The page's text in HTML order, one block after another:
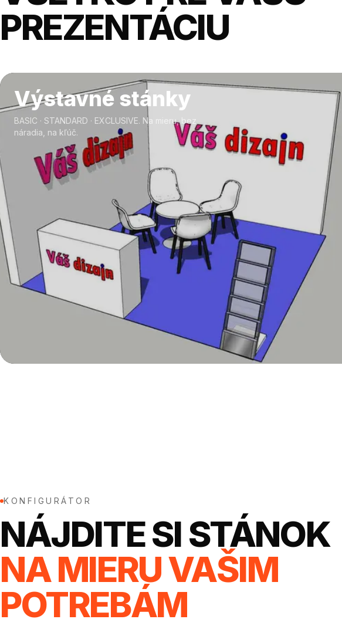
PREZENTÁCIU
Výstavné stánky
BASIC · STANDARD · EXCLUSIVE. Na mieru, bez
náradia, na kľúč.
KONFIGURÁTOR
NÁJDITE SI STÁNOK
NA MIERU VAŠIM
POTREBÁM